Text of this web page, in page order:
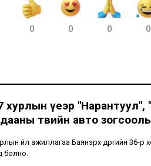
0 0 0 0
хурлын үеэр
төвийн авто
үйл ажиллагаа Баянзүрх дүүргийн 36-
болно.